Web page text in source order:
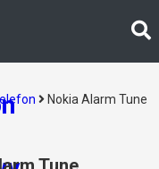
Nokia Alarm Tune